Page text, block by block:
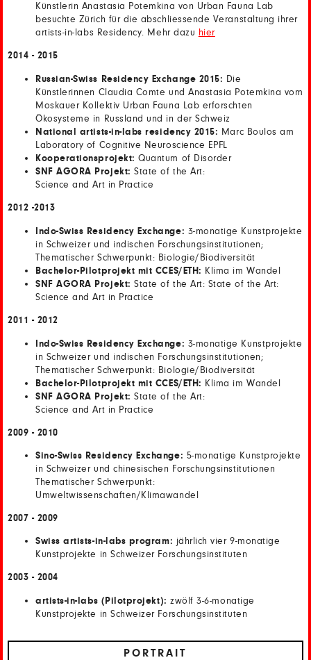
Künstlerin Anastasia Potemkina von Urban Fauna Lab
besuchte Zürich für die abschliessende Veranstaltung ihrer
artists-in-labs Residency. Mehr dazu hier
2014 - 2015
Russian-Swiss Residency Exchange 2015: Die
Künstlerinnen Claudia Comte und Anastasia Potemkina vom
Moskauer Kollektiv Urban Fauna Lab erforschten
Ökosysteme in Russland und in der Schweiz
National artists-in-labs residency 2015: Marc Boulos am
Laboratory of Cognitive Neuroscience EPFL
Kooperationsprojekt:Quantum of Disorder
SNF AGORA Projekt:State of the Art:
Science and Art in Practice
2012 -2013
Indo-Swiss Residency Exchange: 3-monatige Kunstprojekte
in Schweizer und indischen Forschungsinstitutionen;
Thematischer Schwerpunkt: Biologie/Biodiversität
Bachelor-Pilotprojekt mit CCES/ETH: Klima im Wandel
SNF AGORA Projekt:State of the Art: State of the Art:
Science and Art in Practice
2011 - 2012
Indo-Swiss Residency Exchange: 3-monatige Kunstprojekte
in Schweizer und indischen Forschungsinstitutionen;
Thematischer Schwerpunkt: Biologie/Biodiversität
Bachelor-Pilotprojekt mit CCES/ETH: Klima im Wandel
SNF AGORA Projekt: State of the Art:
Science and Art in Practice
2009 - 2010
Sino-Swiss Residency Exchange: 5-monatige Kunstprojekte
in Schweizer und chinesischen Forschungsinstitutionen
Thematischer Schwerpunkt:
Umweltwissenschaften/Klimawandel
2007 - 2009
Swiss artists-in-labs program: jährlich vier 9-monatige
Kunstprojekte in Schweizer Forschungsinstituten
2003 - 2004
artists-in-labs (Pilotprojekt): zwölf 3-6-monatige
Kunstprojekte in Schweizer Forschungsinstituten
PORTRAIT